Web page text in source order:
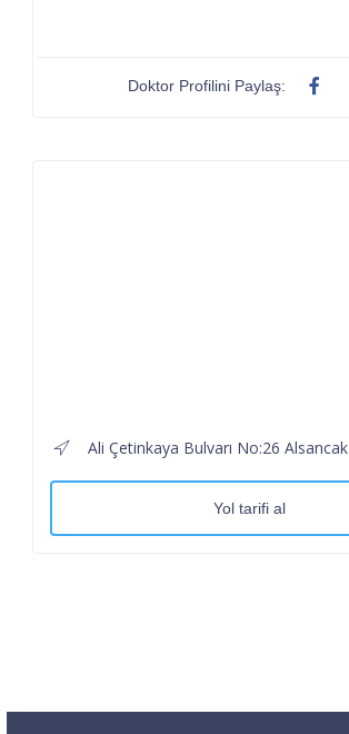
Doktor Profilini Paylaş:
Ali Çetinkaya Bulvarı No:26 Alsancak
Yol tarifi al